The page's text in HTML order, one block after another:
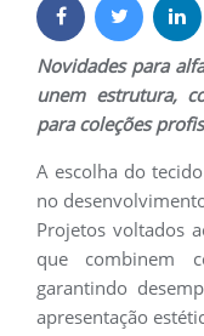
Novidades para
unem estrutura,
para coleções
A escolha do
no
Projetos voltados
que combinem
garantindo
apresentação